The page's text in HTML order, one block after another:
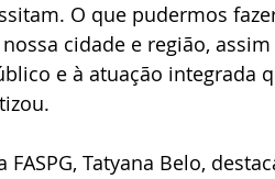
O que pudermos
cidade e região,
e à atuação integrada
FASPG, Tatyana Belo,